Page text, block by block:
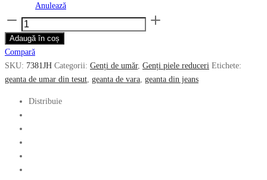
Anulează
Cantitate
Geanta
de
tesut
si
piele
7381JH
Adaugă în coș
Compară
SKU: 7381JH Categorii: Genți de umăr, Genți piele reduceri Etichete:
geanta de umar din tesut geanta de vara geanta din jeans
Distribuie